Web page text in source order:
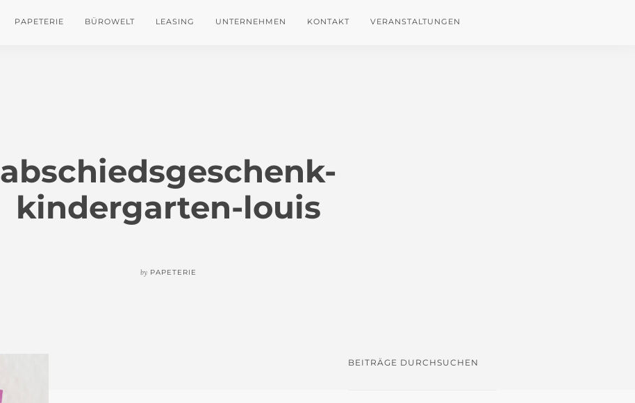
PAPETERIE BÜROWELT LEASING UNTERNEHMEN KONTAKT VERANSTALTUNGEN
abschiedsgeschenk-
kindergarten-louis
by PAPETERIE
BEITRÄGE DURCHSUCHEN